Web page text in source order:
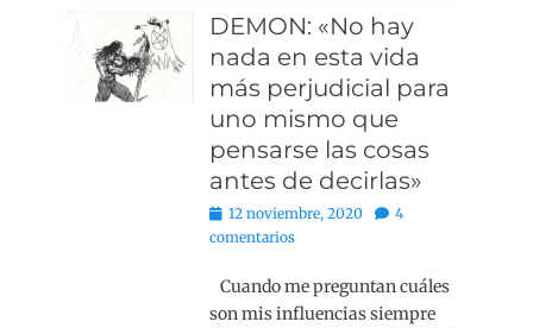
DEMON: «No hay
nada en esta vida
más perjudicial para
uno mismo que
pensarse las cosas
antes de decirlas»
Publicado
el
12 noviembre, 2020
4
comentarios
Cuando me preguntan cuáles
son mis influencias siempre